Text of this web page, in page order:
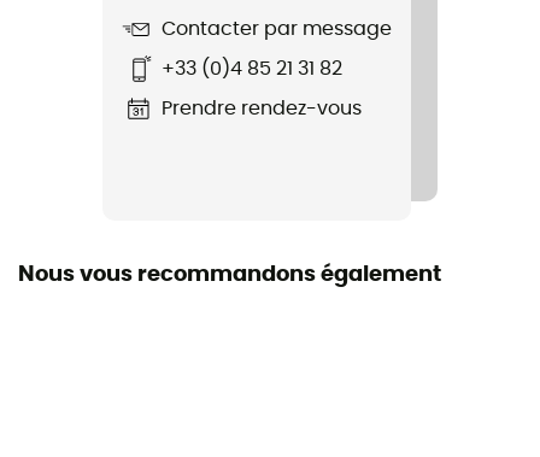
Contacter par message
+33 (0)4 85 21 31 82
Prendre rendez-vous
Nous vous recommandons également